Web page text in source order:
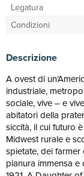
Legatura
Condizioni
Descrizione
A ovest di
industriale,
sociale, vive – e
abitatori della
siccità, il cui futuro
Midwest rurale e
spietate, dei
pianura immensa